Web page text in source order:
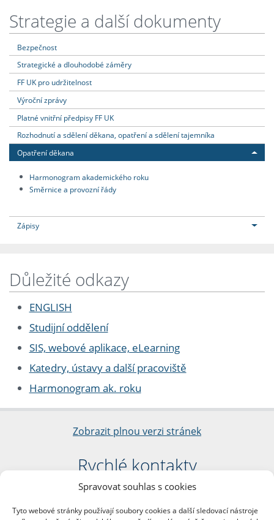
Spravovat souhlas s cookies
Tyto webové stránky používají soubory cookies a další sledovací nástroje
Strategie a další dokumenty
Bezpečnost
Strategické a dlouhodobé záměry
FF UK pro udržitelnost
Výroční zprávy
Platné vnitřní předpisy FF UK
Rozhodnutí a sdělení děkana, opatření a sdělení tajemníka
Opatření děkana
Harmonogram akademického roku
Směrnice a provozní řády
Zápisy
Důležité odkazy
ENGLISH
Studijní oddělení
SIS, webové aplikace, eLearning
Katedry, ústavy a další pracoviště
Harmonogram ak. roku
Zobrazit plnou verzi stránek
Rychlé kontakty
Filozofická fakulta
nám. Jana Palacha 1/2